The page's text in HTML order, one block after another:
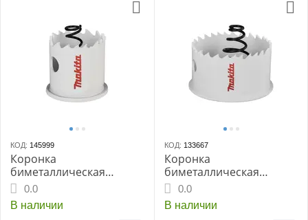
КОД: 145999
Коронка
биметаллическая
MAKITA BiM 29x20 для
листового металла
0.0
В наличии
КОД: 133667
Коронка
биметаллическая
MAKITA BiM 51x20 для
листового металла, (B-
29854)
0.0
В наличии